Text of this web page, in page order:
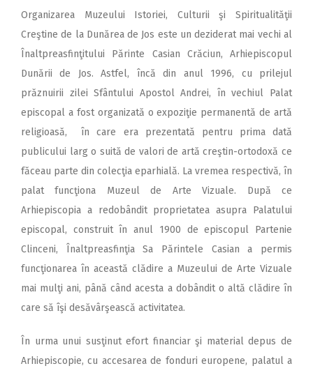
Organizarea Muzeului Istoriei, Culturii şi Spiritualităţii
Creştine de la Dunărea de Jos este un deziderat mai vechi al
Înaltpreasfinţitului Părinte Casian Crăciun, Arhiepiscopul
Dunării de Jos. Astfel, încă din anul 1996, cu prilejul
prăznuirii zilei Sfântului Apostol Andrei, în vechiul Palat
episcopal a fost organizată o expoziţie permanentă de artă
religioasă, în care era prezentată pentru prima dată
publicului larg o suită de valori de artă creştin-ortodoxă ce
făceau parte din colecţia eparhială. La vremea respectivă, în
palat funcţiona Muzeul de Arte Vizuale. După ce
Arhiepiscopia a redobândit proprietatea asupra Palatului
episcopal, construit în anul 1900 de episcopul Partenie
Clinceni, Înaltpreasfinţia Sa Părintele Casian a permis
funcţionarea în această clădire a Muzeului de Arte Vizuale
mai mulţi ani, până când acesta a dobândit o altă clădire în
care să îşi desăvârşească activitatea.
În urma unui susţinut efort financiar şi material depus de
Arhiepiscopie, cu accesarea de fonduri europene, palatul a